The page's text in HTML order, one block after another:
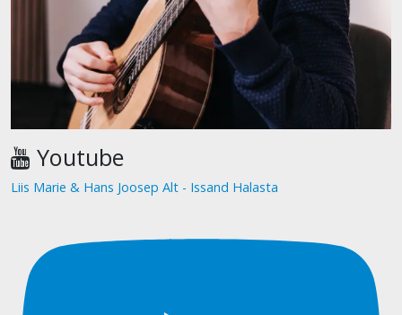
Youtube
Liis Marie & Hans Joosep Alt - Issand Halasta